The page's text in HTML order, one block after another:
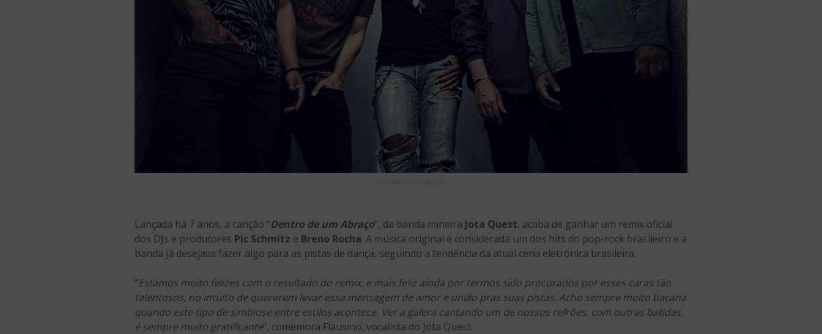
Lançada há 7 anos, a canção “Dentro de um Abraço“, da banda mineira Jota Quest, acaba de ganhar um remix oficial
dos DJs e produtores Pic Schmitz e Breno Rocha. A música original é considerada um dos hits do pop-rock brasileiro e a
banda já desejava fazer algo para as pistas de dança, seguindo a tendência da atual cena eletrônica brasileira.
“Estamos muito felizes com o resultado do remix, e mais feliz ainda por termos sido procurados por esses caras tão
talentosos, no intuito de quererem levar essa mensagem de amor e união pras suas pistas. Acho sempre muito bacana
quando este tipo de simbiose entre estilos acontece. Ver a galera cantando um de nossos refrões, com outras batidas,
é sempre muito gratificante“, comemora Flausino, vocalista do Jota Quest.